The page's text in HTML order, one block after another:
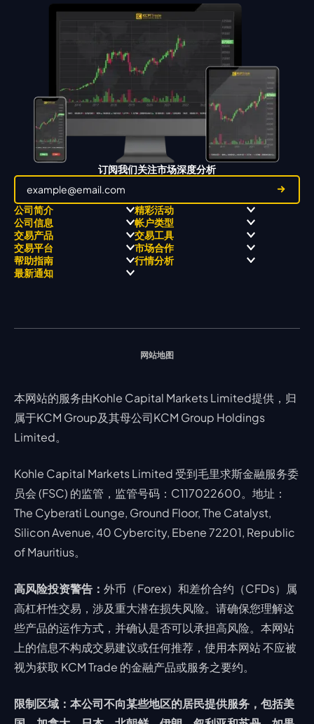
订阅我们关注市场深度分析
公司简介
关于
关于 KCM Group
三大优势
奖项和成就
精彩活动
职业高尔夫 x 飘移队
全球高尔夫锦标赛
公司信息
经营理念
公开信息与风险披露
公司新闻
视频库
帐户类型
ECN 账户
STP 账户
账户比较
交易产品
Forex
贵金属
能源
交易工具
交易平台
MetaTrader 4
MetaTrader 5
市场合作
帮助指南 行情分析
最新通知
网站地图
本网站的服务由Kohle Capital Markets Limited提供，归
属于KCM Group及其母公司KCM Group Holdings
Limited。
Kohle Capital Markets Limited 受到毛里求斯金融服务委
员会 (FSC) 的监管，监管号码：C117022600。地址：
The Cyberati Lounge, Ground Floor, The Catalyst,
Silicon Avenue, 40 Cybercity, Ebene 72201, Republic
of Mauritius。
高风险投资警告： 外币（Forex）和差价合约（CFDs）属
高杠杆性交易，涉及重大潜在损失风险。请确保您理解这
些产品的运作方式，并确认是否可以承担高风险。本网站
上的信息不构成交易建议或任何推荐，使用本网站 不应被
视为获取 KCM Trade 的金融产品或服务之要约。
限制区域：本公司不向某些地区的居民提供服务，包括美